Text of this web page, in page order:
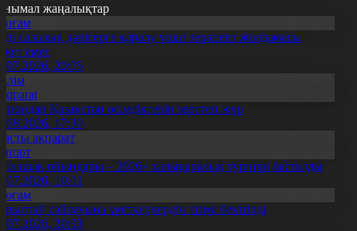
жаңалықтар
салалық дәрігерге қаралу үшін терапевт жолдамасы
емес
20:05
Қазақстан өсімдіктерін зерттеп жүр
17:30
ақпарат
ойындары – 2026» халықаралық турнирі басталды
10:01
сайлауына үміткерлердің тізімі бекітілді
20:03